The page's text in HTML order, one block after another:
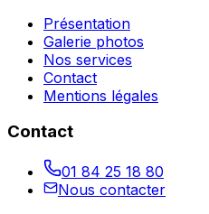
Présentation
Galerie photos
Nos services
Contact
Mentions légales
Contact
01 84 25 18 80
Nous contacter